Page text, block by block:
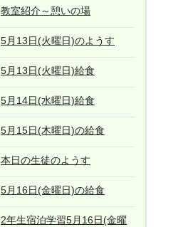
教室紹介～憩いの場
5月13日(火曜日)のようす
5月13日(火曜日)給食
5月14日(水曜日)給食
5月15日(木曜日)の給食
本日の生徒のようす
5月16日(金曜日)の給食
2年生宿泊学習5月16日(金曜